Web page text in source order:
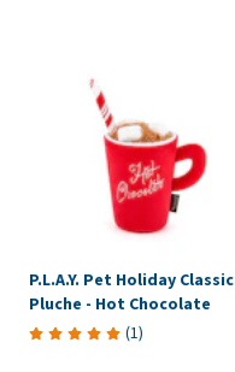
P.L.A.Y. Pet Holiday Classic
Pluche - Hot Chocolate
(1)